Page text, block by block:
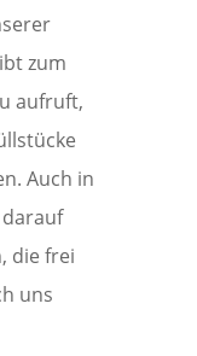
zum
aufruft,
Auch in
die frei
uns